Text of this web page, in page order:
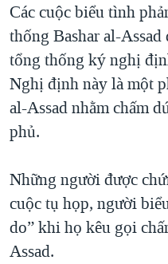
Các cuộc biểu tình
thống Bashar al-
tổng thống ký nghị
Nghị định này là một
al-Assad nhằm chấm
phủ.
Những người được
cuộc tụ họp, người
do” khi họ kêu gọi
Assad.